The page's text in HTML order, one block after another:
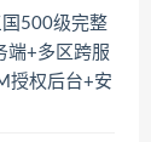
500级完整
端+多区跨服
授权后台+安